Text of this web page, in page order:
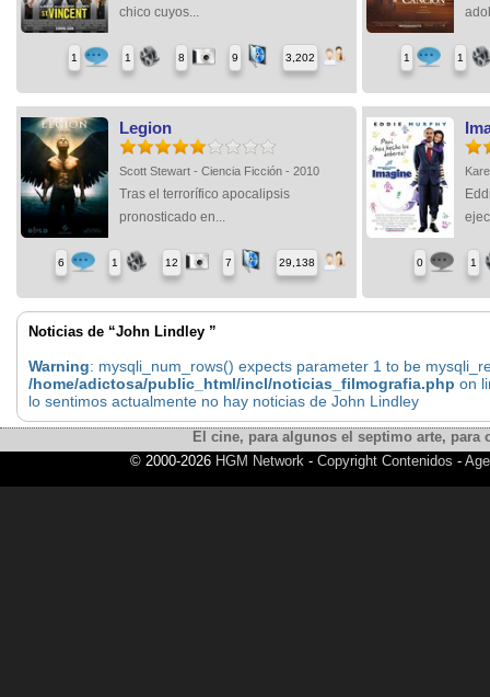
chico cuyos...
1 1 8 9 3,202 1 1
Legion
Scott Stewart - Ciencia Ficción - 2010
Tras el terrorífico apocalipsis
pronosticado en...
6 1 12 7 29,138 0 1
Noticias de “John Lindley ”
Warning: mysqli_num_rows() expects parameter 1 to be
/home/adictosa/public_html/incl/noticias_filmografia.php on
lo sentimos actualmente no hay noticias de John Lindley
El cine, para algunos el septimo arte,
© 2000-2026 HGM Network- Copyright Contenidos -